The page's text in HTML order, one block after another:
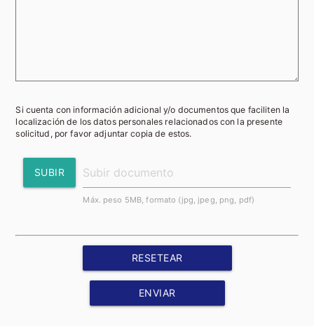
Si cuenta con información adicional y/o documentos que faciliten la
localización de los datos personales relacionados con la presente
solicitud, por favor adjuntar copia de estos.
SUBIR
Máx. peso 5MB, formato (jpg, jpeg, png, pdf)
RESETEAR
ENVIAR